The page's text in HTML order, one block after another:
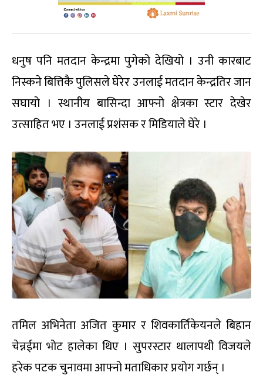
धनुष पनि मतदान केन्द्रमा पुगेको देखियो । उनी कारबाट
निस्कने बित्तिकै पुलिसले घेरेर उनलाई मतदान केन्द्रतिर जान
सघायो । स्थानीय बासिन्दा आफ्नो क्षेत्रका स्टार देखेर
उत्साहित भए । उनलाई प्रशंसक र मिडियाले घेरे ।
तमिल अभिनेता अजित कुमार र शिवकार्तिकेयनले बिहान
चेन्नईमा भोट हालेका थिए । सुपरस्टार थालापथी विजयले
हरेक पटक चुनावमा आफ्नो मताधिकार प्रयोग गर्छन् ।